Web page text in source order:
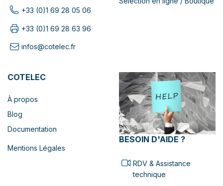
+33 (0)1 69 28 05 06
+33 (0)1 69 28 63 96
infos@cotelec.fr
COTELEC
À propos
Blog
Documentation
Mentions Légales
BESOIN D'AIDE ?
RDV & Assistance
technique